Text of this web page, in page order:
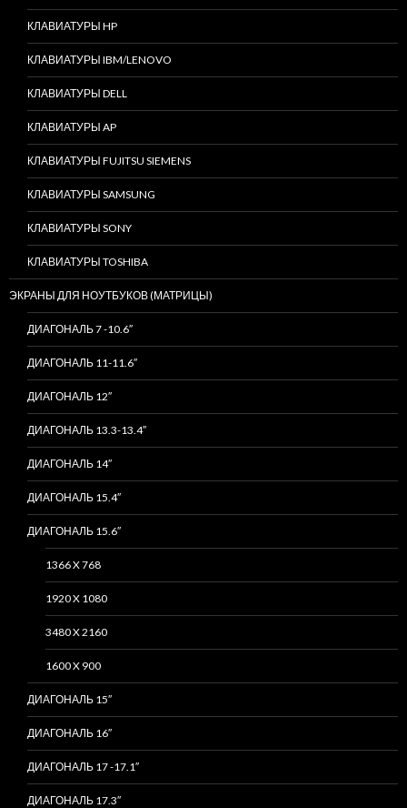
КЛАВИАТУРЫ HP
КЛАВИАТУРЫ IBM/LENOVO
КЛАВИАТУРЫ DELL
КЛАВИАТУРЫ AP
КЛАВИАТУРЫ FUJITSU SIEMENS
КЛАВИАТУРЫ SAMSUNG
КЛАВИАТУРЫ SONY
КЛАВИАТУРЫ TOSHIBA
ЭКРАНЫ ДЛЯ НОУТБУКОВ (МАТРИЦЫ)
ДИАГОНАЛЬ 7 -10.6″
ДИАГОНАЛЬ 11-11.6″
ДИАГОНАЛЬ 12″
ДИАГОНАЛЬ 13.3-13.4″
ДИАГОНАЛЬ 14″
ДИАГОНАЛЬ 15.4″
ДИАГОНАЛЬ 15.6″
1366 X 768
1920 X 1080
3480 X 2160
1600 X 900
ДИАГОНАЛЬ 15″
ДИАГОНАЛЬ 16″
ДИАГОНАЛЬ 17 -17.1″
ДИАГОНАЛЬ 17.3″